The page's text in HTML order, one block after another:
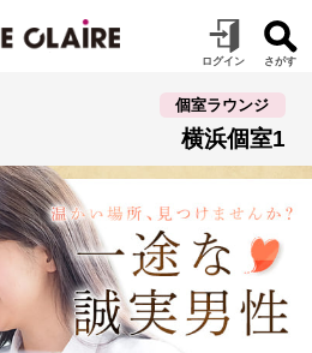
個室ラウンジ
横浜個室1